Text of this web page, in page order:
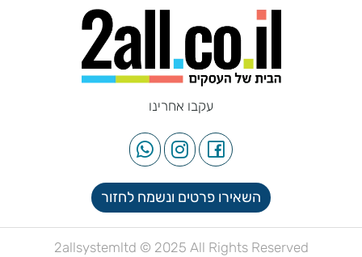
עקבו אחרינו
השאירו פרטים ונשמח לחזור
2allsystemltd © 2025 All Rights Reserved